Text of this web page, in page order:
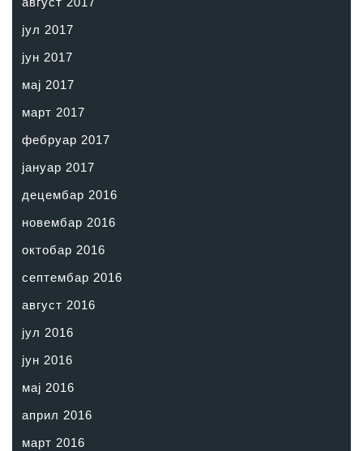
јул 2017
јун 2017
мај 2017
март 2017
фебруар 2017
јануар 2017
децембар 2016
новембар 2016
октобар 2016
септембар 2016
август 2016
јул 2016
јун 2016
мај 2016
април 2016
март 2016